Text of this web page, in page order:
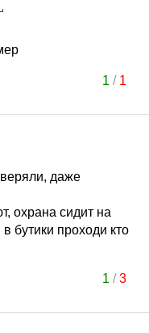
1 / 1
даже
охрана сидит на
бутики проходи кто
1 /3